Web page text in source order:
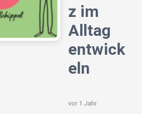
z im
Alltag
entwick
eln
vor 1 Jahr